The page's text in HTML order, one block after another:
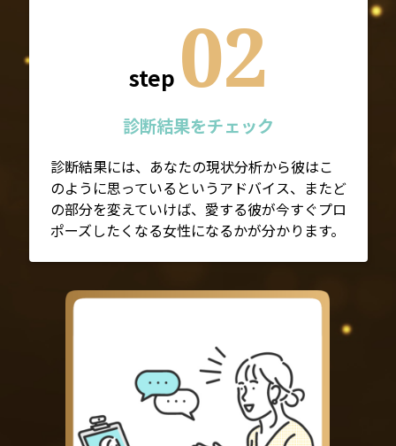
step 02
診断結果をチェック
診断結果には、あなたの現状分析から彼はこ
のように思っているというアドバイス、またど
の部分を変えていけば、愛する彼が今すぐプロ
ポーズしたくなる女性になるかが分かります。